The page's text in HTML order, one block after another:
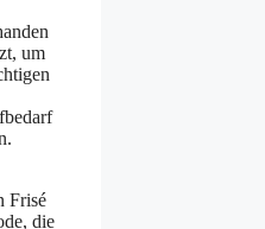
um
Frisé
die